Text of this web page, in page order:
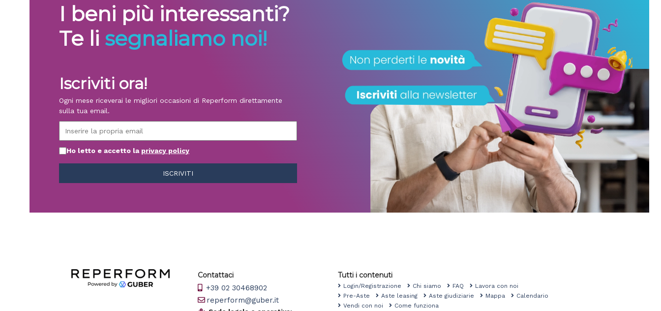
I beni più interessanti?
Te li segnaliamo noi!
Iscriviti ora!
Ogni mese riceverai le migliori occasioni di Reperform direttamente
sulla tua email.
Ho letto e accetto la privacy policy
Contattaci
+39 02 30468902
reperform@guber.it
Tutti i contenuti
Login/Registrazione Chi siamo FAQ
Lavora con noi
Pre-Aste
Aste leasing Aste giudiziarie Mappa
Calendario
Vendi con noi
Come funziona